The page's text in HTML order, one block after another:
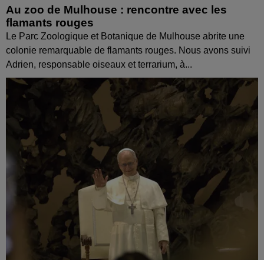
Au zoo de Mulhouse : rencontre avec les
flamants rouges
Le Parc Zoologique et Botanique de Mulhouse abrite une
colonie remarquable de flamants rouges. Nous avons suivi
Adrien, responsable oiseaux et terrarium, à...